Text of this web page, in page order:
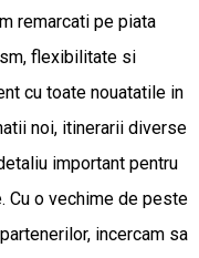
remarcati pe piata
flexibilitate si
cu toate nouatatile in
noi, itinerarii diverse
important pentru
Cu o vechime de peste
incercam sa